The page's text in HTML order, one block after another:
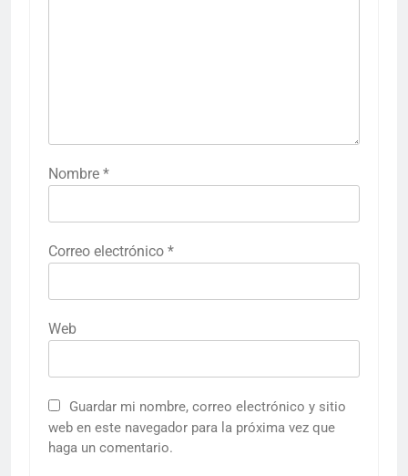
Nombre *
Correo electrónico *
Web
Guardar mi nombre, correo electrónico y sitio
web en este navegador para la próxima vez que
haga un comentario.